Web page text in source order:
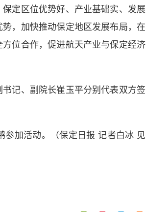
定区位优势好、产业基础实、发展
，加快推动保定地区发展布局，在
位合作，促进航天产业与保定经济
记、副院长崔玉平分别代表双方签
加活动。（保定日报 记者白冰 见